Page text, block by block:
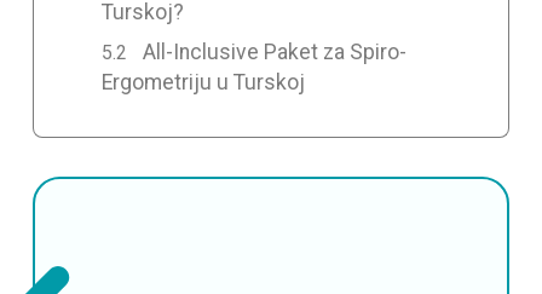
Turskoj?
All-Inclusive Paket za Spiro-
Ergometriju u Turskoj